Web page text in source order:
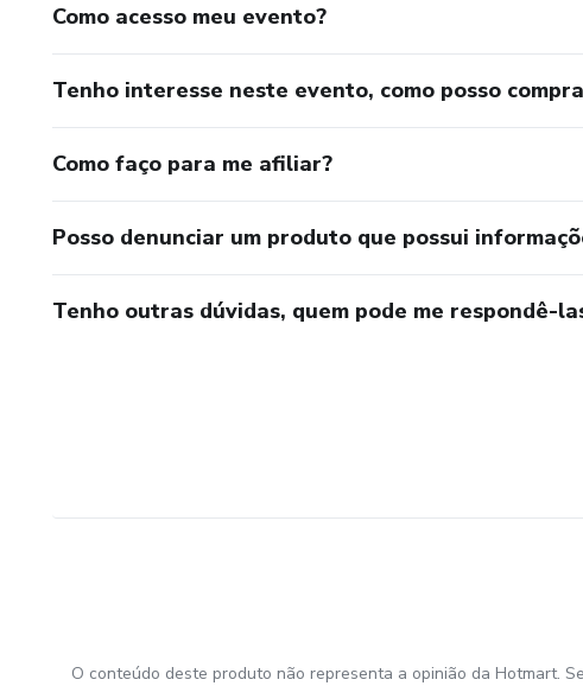
Como acesso meu evento?
Tenho interesse neste evento, como posso
Como faço para me afiliar?
Posso denunciar um produto que possui
Tenho outras dúvidas, quem pode me respondê-
O conteúdo deste produto não representa a opinião da Hotmart.